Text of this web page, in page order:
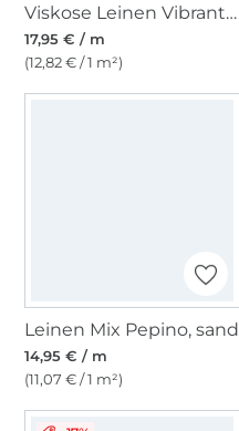
Viskose Leinen Vibrant Leaves, pink
17,95 € / m
(12,82 € / 1 m²)
Leinen Mix Pepino, sand
14,95 € / m
(11,07 € / 1 m²)